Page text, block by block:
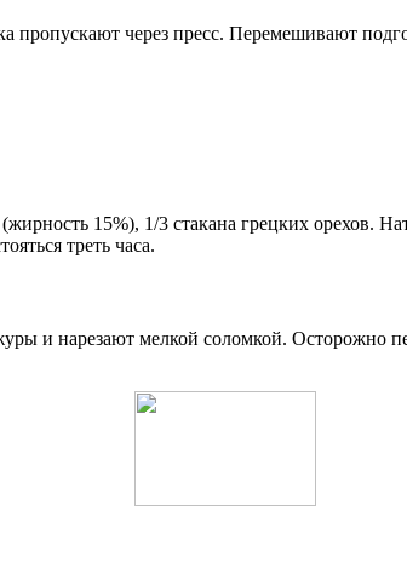
пропускают через пресс. Перемешивают
15%), 1/3 стакана грецких орехов.
треть часа.
и нарезают мелкой соломкой. Осторожно